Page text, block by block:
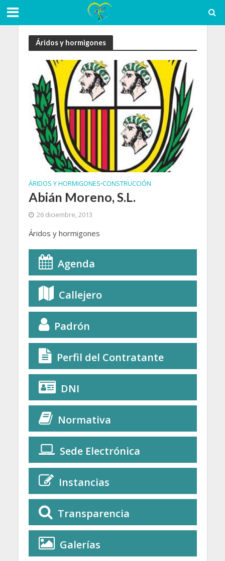
Áridos y hormigones
ÁRIDOS Y HORMIGONES•CONSTRUCCIÓN
Abián Moreno, S.L.
26 diciembre, 2013
Áridos y hormigones
Agenda
Callejero
Padrón
Perfil del Contratante
DNI
Normativa
Sede Electrónica
Instancias
Transparencia
Galerías